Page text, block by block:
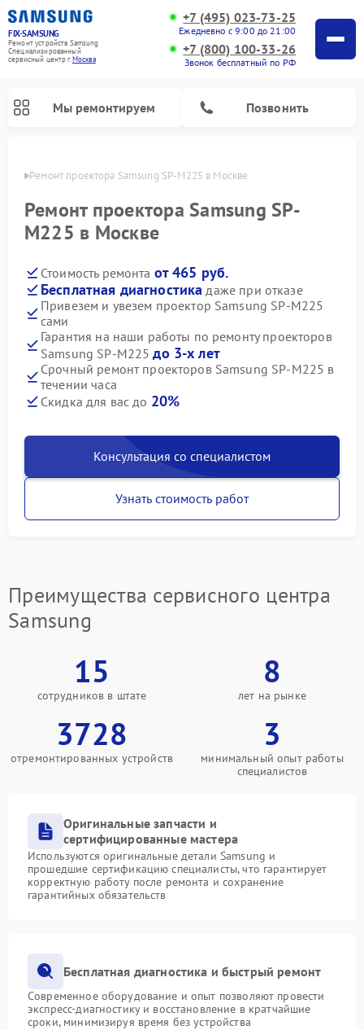
FIX-SAMSUNG
Ремонт устройств Samsung
Специализированный
cервисный центр г.Москва
+7 (495) 023-73-25
Ежедневно с 9:00 до 21:00
+7 (800) 100-33-26
Звонок бесплатный по РФ
Мы ремонтируем Позвонить
Ремонт проектора Samsung SP-M225 в Москве
Ремонт проектора Samsung SP-
M225 в Москве
Стоимость ремонта от 465 руб.
Бесплатная диагностика даже при отказе
Привезем и увезем проектор Samsung SP-M225
сами
Гарантия на наши работы по ремонту проекторов
Samsung SP-M225до 3-х лет
Срочный ремонт проекторов Samsung SP-M225 в
течении часа
Скидка для вас до 20%
Консультация со специалистом
Узнать стоимость работ
Преимущества сервисного центра
Samsung
15
сотрудников в штате
8
лет на рынке
3728
отремонтированных устройств
3
минимальный опыт работы
специалистов
Оригинальные запчасти и
сертифицированные мастера
Используются оригинальные детали Samsung и
прошедшие сертификацию специалисты, что гарантирует
корректную работу после ремонта и сохранение
гарантийных обязательств
Бесплатная диагностика и быстрый ремонт
Современное оборудование и опыт позволяют провести
экспресс-диагностику и восстановление в кратчайшие
сроки, минимизируя время без устройства